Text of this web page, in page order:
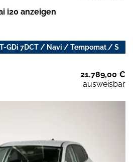
i20 anzeigen
GDi 7DCT / Navi / Tempomat / S
21.789,00 €
ausweisbar